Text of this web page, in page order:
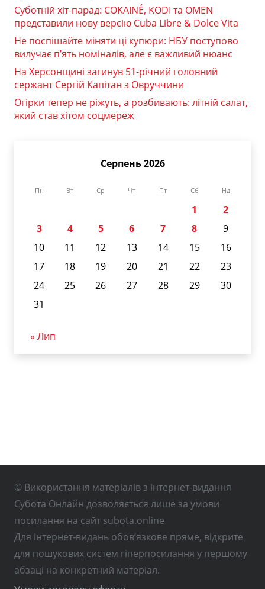
Суботній хіт-парад: COKAINÉ, KODI та OMEN
представили нову версію Cuba Libre & Dolce Vita
Не поспішайте міняти ці купюри: НБУ поступово
вилучає п’ять номіналів, але є важливий нюанс
На Херсонщині загинув 51-річний головний
сержант Сергій Капітан з Овруччини
Огірки тепер не ріжуть, а розбивають: літній салат,
який став хітом соцмереж
Серпень 2026
Пн Вт Ср Чт Пт Сб Нд
1
2
3
4 5 6 7 8
9
10
11 12 13 14 15
16
17
18 19 20 21 22
23
24
25 26 27 28 29
30
31
« Лип
© Використання матеріалів з інтернет-видання
Субота Онлайн дозволяється лише за умови
посилання на сайт subota.online
Для інтернет-видань обов’язкове пряме, відкрите
для пошукових систем гіперпосилання у першому
абзаці на конкретний матеріал.